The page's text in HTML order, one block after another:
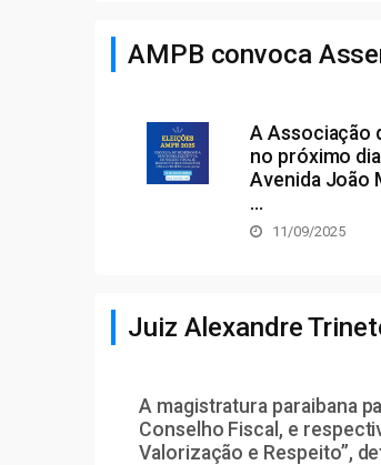
AMPB convoca
A Associação
no próximo
Avenida João
...
11/09/2025
Juiz Alexandre
A magistratura paraibana
Conselho Fiscal, e
Valorização e Respeito”,